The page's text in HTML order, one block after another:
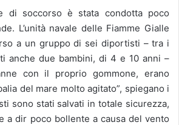
di soccorso è stata condotta poco
L’unità navale delle Fiamme Gialle
a un gruppo di sei diportisti – tra i
anche due bambini, di 4 e 10 anni –
con il proprio gommone, erano
del mare molto agitato”, spiegano i
sono stati salvati in totale sicurezza,
a dir poco bollente a causa del vento